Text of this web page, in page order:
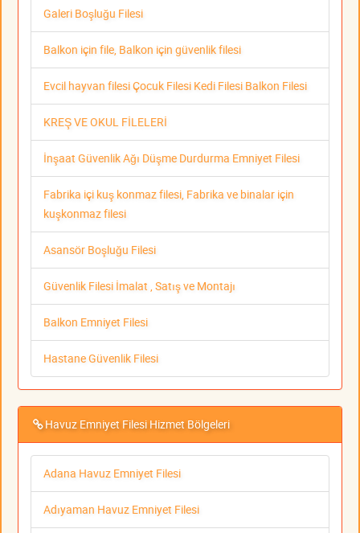
Galeri Boşluğu Filesi
Balkon için file, Balkon için güvenlik filesi
Evcil hayvan filesi Çocuk Filesi Kedi Filesi Balkon Filesi
KREŞ VE OKUL FİLELERİ
İnşaat Güvenlik Ağı Düşme Durdurma Emniyet Filesi
Fabrika içi kuş konmaz filesi, Fabrika ve binalar için
kuşkonmaz filesi
Asansör Boşluğu Filesi
Güvenlik Filesi İmalat , Satış ve Montajı
Balkon Emniyet Filesi
Hastane Güvenlik Filesi
Havuz Emniyet Filesi Hizmet Bölgeleri
Adana Havuz Emniyet Filesi
Adıyaman Havuz Emniyet Filesi